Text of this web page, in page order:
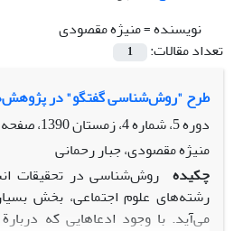
نویسنده =منیژه مقصودی
تعداد مقالات:
1
طرح "روش‌شناسی گفتگو" در
دوره 5، شماره 4، زمستان 1390، صفحه
منیژه مقصودی، جبار رحمانی
چکیده روش‌شناسی در تحقیقات
رشته‌های علوم اجتماعی، بخش
می‌آید. با وجود ادعاهایی که